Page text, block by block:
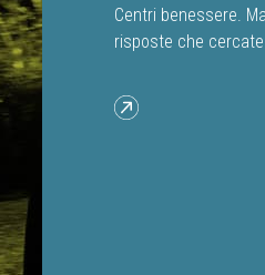
Centri benessere.
risposte che cercate